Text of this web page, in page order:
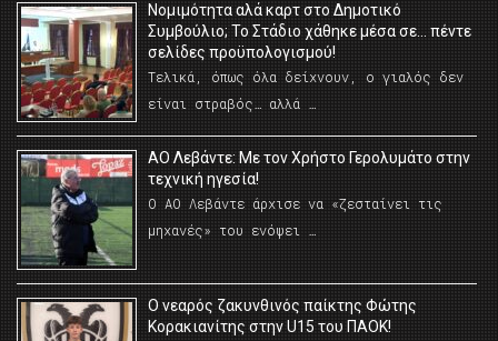
Νομιμότητα αλά καρτ στο Δημοτικό
Συμβούλιο; Το Στάδιο χάθηκε μέσα σε… πέντε
σελίδες προϋπολογισμού!
Τελικά, όπως όλα δείχνουν, ο γιαλός δεν
είναι στραβός… αλλά …
ΑΟ Λεβάντε: Με τον Χρήστο Γερολυμάτο στην
τεχνική ηγεσία!
Ο ΑΟ Λεβάντε άρχισε να «ζεσταίνει τις
μηχανές» του ενόψει …
O νεαρός ζακυνθινός παίκτης Φώτης
Κορακιανίτης στην U15 του ΠΑΟΚ!